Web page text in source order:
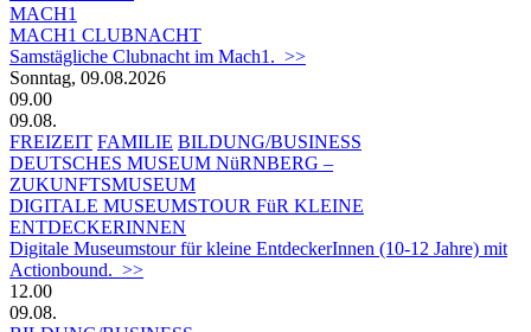
MACH1
MACH1 CLUBNACHT
Samstägliche Clubnacht im Mach1. >>
Sonntag, 09.08.2026
09.00
09.08.
FREIZEIT FAMILIE BILDUNG/BUSINESS
DEUTSCHES MUSEUM NüRNBERG –
ZUKUNFTSMUSEUM
DIGITALE MUSEUMSTOUR FüR KLEINE
ENTDECKERINNEN
Digitale Museumstour für kleine EntdeckerInnen (10-12 Jahre) mit
Actionbound. >>
12.00
09.08.